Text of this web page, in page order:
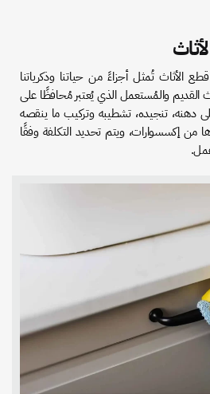
الأثاث تُمثل أجزاءً من حياتنا وذكرياتنا
القديم والمُستعمل الذي يُعتبر مُحافظًا على
دهنه، تنجيده، تشطيبه وتركيب ما ينقصه
من إكسسوارات، ويتم تحديد التكلفة وفقًا